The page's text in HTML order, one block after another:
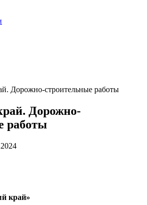
Дорожно-строительные работы
Дорожно-
работы
край»